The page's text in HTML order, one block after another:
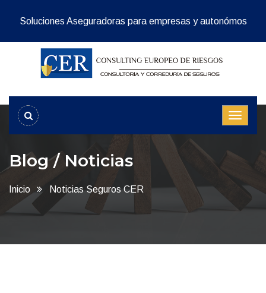
Soluciones Aseguradoras para empresas y autonómos
Blog / Noticias
Inicio Noticias Seguros CER